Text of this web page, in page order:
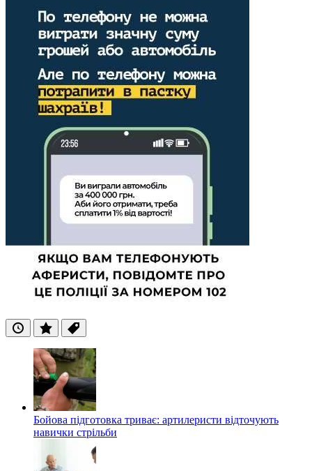
ОстанніПопулярні
Теги
Бойова підготовка триває: артилеристи відточують
навички стрільби